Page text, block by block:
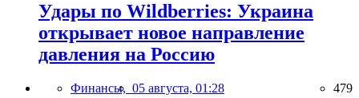
Удары по Wildberries: Украина
открывает новое направление
давления на Россию
Финансы, 05 августа, 01:28 479